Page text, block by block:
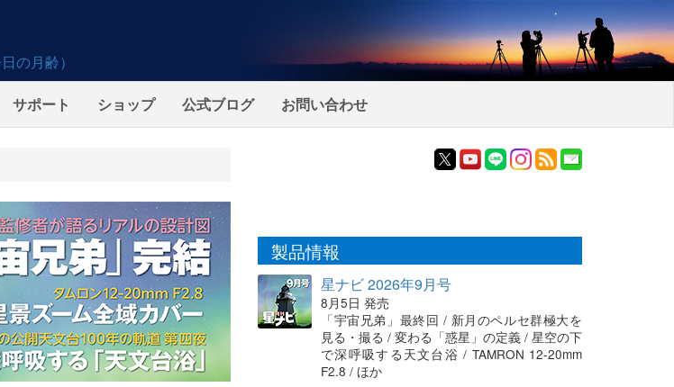
サポート ショップ 公式ブログ お問い合わせ
製品情報
星ナビ 2026年9月号
8月5日 発売
「宇宙兄弟」最終回 / 新月のペルセ群極大を
見る・撮る / 変わる「惑星」の定義 / 星空の下
で深呼吸する天文台浴 / TAMRON 12-20mm
F2.8 / ほか